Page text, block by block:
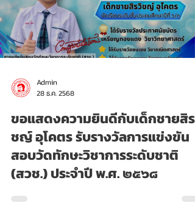
28 ธ.ค. 2568
ขอแสดงความยินดีกับเด็กชายสิรวิ
ชญ์ อุโคตร รับรางวัลการแข่งขัน
สอบวัดทักษะวิชาการระดับชาติ
(สวช.) ประจำปี พ.ศ. ๒๕๖๘